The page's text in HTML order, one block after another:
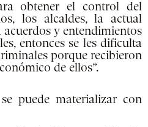
obtener el control del
los alcaldes, la actual
y entendimientos
entonces se les dificulta
porque recibieron
de ellos”.
puede materializar con